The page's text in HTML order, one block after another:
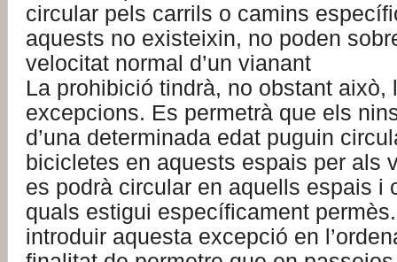
circular pels carrils o camins
aquests no existeixin, no poden
velocitat normal d’un vianant
La prohibició tindrà, no obstant això,
excepcions. Es permetrà que els
d’una determinada edat puguin
bicicletes en aquests espais per als
es podrà circular en aquells espais i
quals estigui específicament
introduir aquesta excepció en